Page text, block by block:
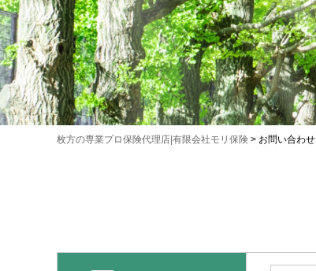
枚方の専業プロ保険代理店|有限会社モリ保険 > お問い合わせ